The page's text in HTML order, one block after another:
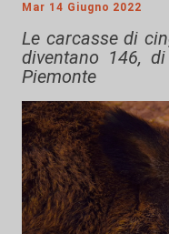
Mar 14 Giugno 2022
Le carcasse di
diventano 146,
Piemonte